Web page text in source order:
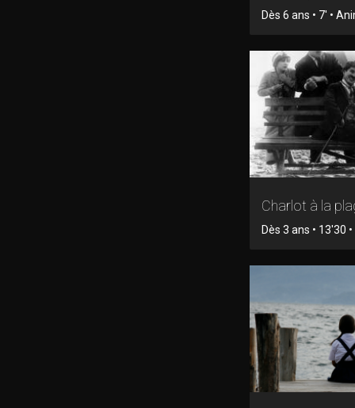
Dès 6 ans • 7' •
Charlot à la
Dès 3 ans • 13'30